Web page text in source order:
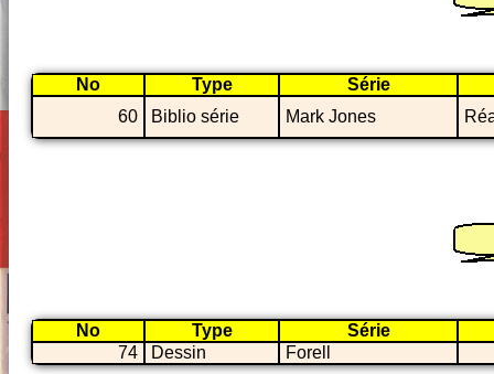
No Type
Série
60
Biblio série Mark Jones
No Type
Série
74
Dessin Forell